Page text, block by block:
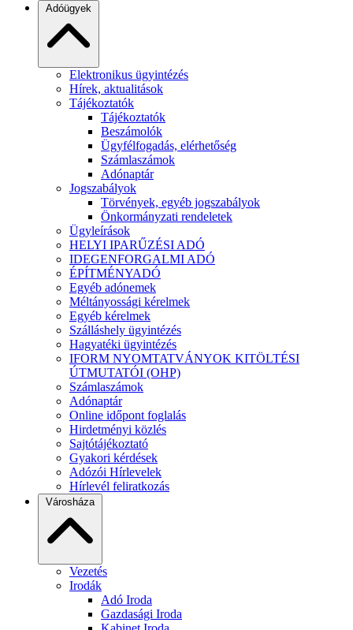
Adóügyek
Elektronikus ügyintézés
Hírek, aktualitások
Tájékoztatók
Tájékoztatók
Beszámolók
Ügyfélfogadás, elérhetőség
Számlaszámok
Adónaptár
Jogszabályok
Törvények, egyéb jogszabályok
Önkormányzati rendeletek
Ügyleírások
HELYI IPARŰZÉSI ADÓ
IDEGENFORGALMI ADÓ
ÉPÍTMÉNYADÓ
Egyéb adónemek
Méltányossági kérelmek
Egyéb kérelmek
Szálláshely ügyintézés
Hagyatéki ügyintézés
IFORM NYOMTATVÁNYOK KITÖLTÉSI
ÚTMUTATÓI (OHP)
Számlaszámok
Adónaptár
Online időpont foglalás
Hirdetményi közlés
Sajtótájékoztató
Gyakori kérdések
Adózói Hírlevelek
Hírlevél feliratkozás
Városháza
Vezetés
Irodák
Adó Iroda
Gazdasági Iroda